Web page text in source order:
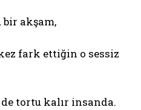
bir akşam,
fark ettiğin o sessiz
tortu kalır insanda.